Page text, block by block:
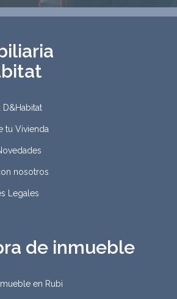
D&Habitat
tu Vivienda
nosotros
Legales
de inmueble
en Rubi